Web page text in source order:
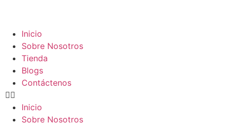
Inicio
Sobre Nosotros
Tienda
Blogs
Contáctenos
Inicio
Sobre Nosotros